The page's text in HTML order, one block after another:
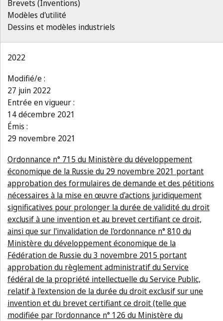
Brevets (Inventions)
Modèles d'utilité
Dessins et modèles industriels
2022
Modifié/e :
27 juin 2022
Entrée en vigueur :
14 décembre 2021
Émis :
29 novembre 2021
Ordonnance n° 715 du Ministère du développement
économique de la Russie du 29 novembre 2021 portant
approbation des formulaires de demande et des pétitions
nécessaires à la mise en œuvre d'actions juridiquement
significatives pour prolonger la durée de validité du droit
exclusif à une invention et au brevet certifiant ce droit,
ainsi que sur l'invalidation de l'ordonnance n° 810 du
Ministère du développement économique de la
Fédération de Russie du 3 novembre 2015 portant
approbation du règlement administratif du Service
fédéral de la propriété intellectuelle du Service Public,
relatif à l'extension de la durée du droit exclusif sur une
invention et du brevet certifiant ce droit (telle que
modifiée par l'ordonnance n° 126 du Ministère du